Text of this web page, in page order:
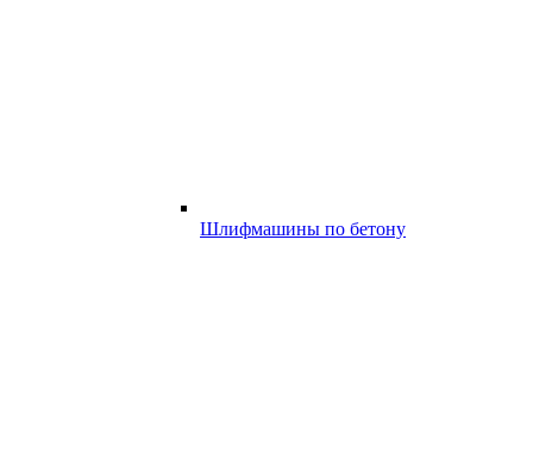
Шлифмашины по бетону